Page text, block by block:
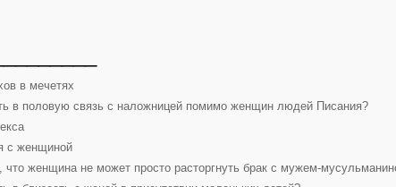
в мечетях
в половую связь с наложницей помимо женщин людей Писания?
с женщиной
что женщина не может просто расторгнуть брак с мужем-